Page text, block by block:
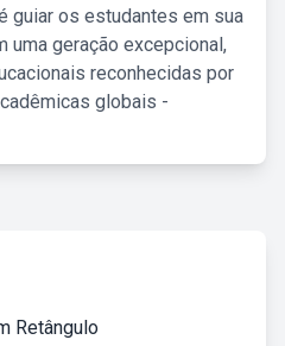
guiar os estudantes em sua
uma geração excepcional,
reconhecidas por
globais -
Retângulo